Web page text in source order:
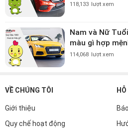
118,133 lượt xem
Nam và Nữ
màu gì hợp
114,068 lượt xem
VỀ CHÚNG TÔI
Giới thiệu
Quy chế hoạt động